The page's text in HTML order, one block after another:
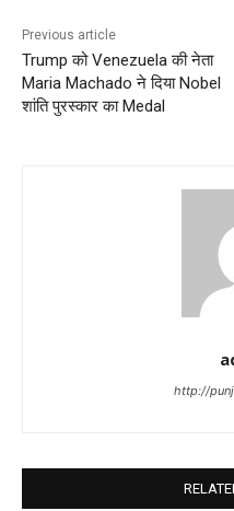
Previous article
Trump को Venezuela की नेता
Maria Machado ने दिया Nobel
शांति पुरस्कार का Medal
http://